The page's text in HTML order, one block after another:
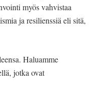
myös vahvistaa
ja resilienssiä eli sitä,
Haluamme
jotka ovat